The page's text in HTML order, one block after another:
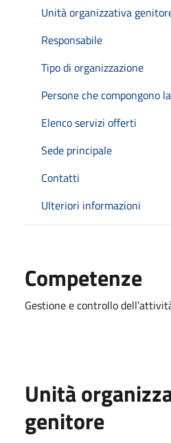
Unità organizzativa
Responsabile
Tipo di organizzazione
Persone che compongono
Elenco servizi offerti
Sede principale
Contatti
Ulteriori informazioni
Competenze
Gestione e controllo
Unità
genitore